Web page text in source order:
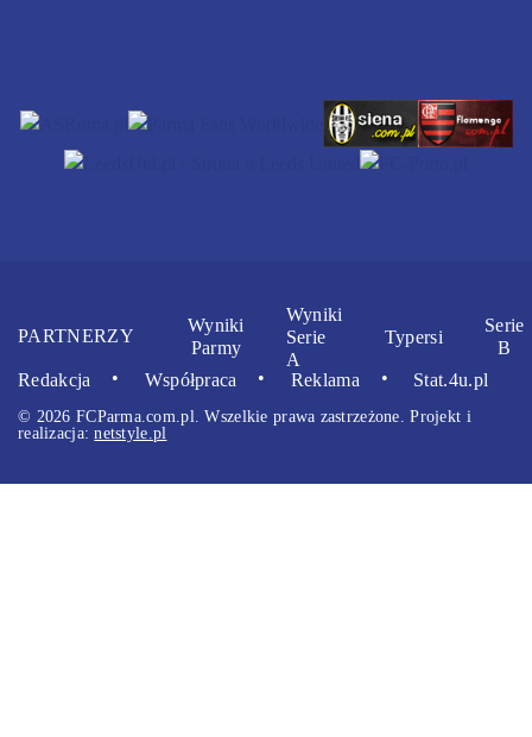
Redakcja Współpraca Reklama Stat.4u.pl
© 2026 FCParma.com.pl. Wszelkie prawa zastrzeżone. Projekt i
realizacja:netstyle.pl
PARTNERZY
Wyniki
Parmy
Wyniki
Serie
A
Typersi
Serie
B